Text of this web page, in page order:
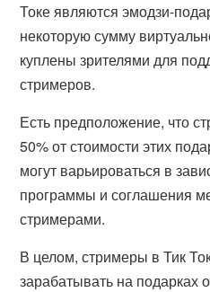
Токе являются эмодзи-
некоторую сумму
куплены зрителями для
стримеров.
Есть предположение, что
50% от стоимости этих
могут варьироваться в
программы и соглашения
стримерами.
В целом, стримеры в Тик
зарабатывать на подарках